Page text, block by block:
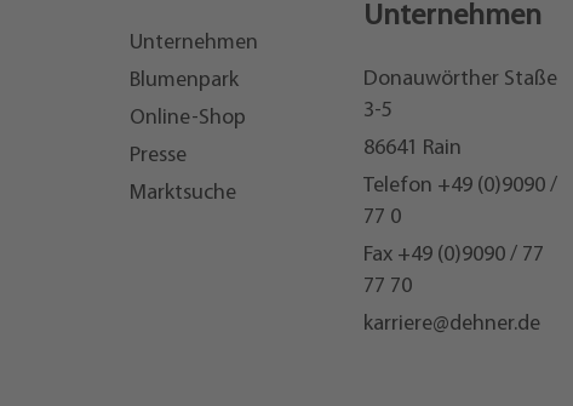
Unternehmen
Blumenpark
Online-Shop
Presse
Marktsuche
Unternehmen
Donauwörther Staße
3-5
86641 Rain
Telefon +49 (0)9090 /
77 0
Fax +49 (0)9090 / 77
77 70
karriere@dehner.de